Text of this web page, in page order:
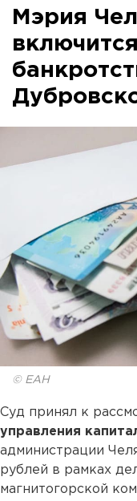
Мэрия
© ЕАН
Суд принял к
управления
администрации
рублей в рамках
магнитогорской